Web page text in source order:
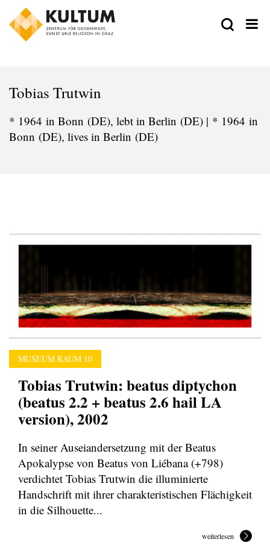
Tobias Trutwin
* 1964 in Bonn (DE), lebt in Berlin (DE) | * 1964 in
Bonn (DE), lives in Berlin (DE)
MUSEUM RAUM 10
Tobias Trutwin: beatus diptychon
(beatus 2.2 + beatus 2.6 hail LA
version), 2002
In seiner Auseiandersetzung mit der Beatus
Apokalypse von Beatus von Liébana (+798)
verdichtet Tobias Trutwin die illuminierte
Handschrift mit ihrer charakteristischen Flächigkeit
in die Silhouette...
weiterlesen